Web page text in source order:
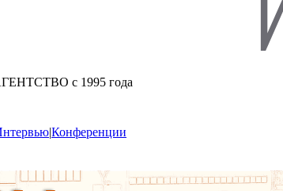
с 1995 года
|Конференции